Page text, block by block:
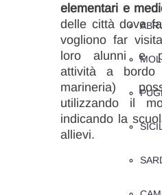
elementari e
delle città dove
vogliono far
loro alunni e
attività a
marineria)
utilizzando il
indicando la
allievi.